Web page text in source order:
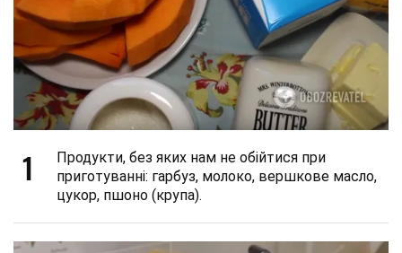
1
Продукти, без яких нам не обійтися при
приготуванні: гарбуз, молоко, вершкове масло,
цукор, пшоно (крупа).